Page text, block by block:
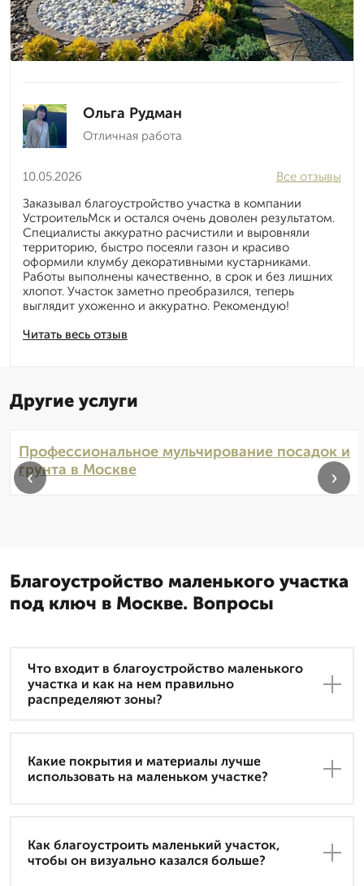
Ольга Рудман
Отличная работа
10.05.2026
Читать весь отзыв
Все отзывы
Заказывал благоустройство участка в компании
УстроительМск и остался очень доволен результатом.
Специалисты аккуратно расчистили и выровняли
территорию, быстро посеяли газон и красиво
оформили клумбу декоративными кустарниками.
Работы выполнены качественно, в срок и без лишних
хлопот. Участок заметно преобразился, теперь
выглядит ухоженно и аккуратно. Рекомендую!
Другие услуги
Профессиональное мульчирование посадок и
грунта в Москве
‹ ›
Благоустройство маленького участка
под ключ в Москве. Вопросы
Что входит в благоустройство маленького
участка и как на нем правильно
распределяют зоны?
Какие покрытия и материалы лучше
использовать на маленьком участке?
Как благоустроить маленький участок,
чтобы он визуально казался больше?